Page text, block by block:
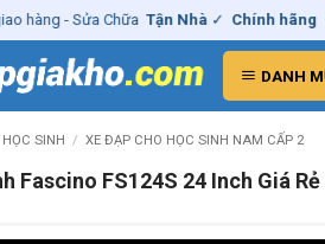
Sửa Chữa Tận Nhà ✓ Chính hãng – Xuất
DANH
SINH / XE ĐẠP CHO HỌC SINH NAM CẤP 2
Fascino FS124S 24 Inch Giá Rẻ